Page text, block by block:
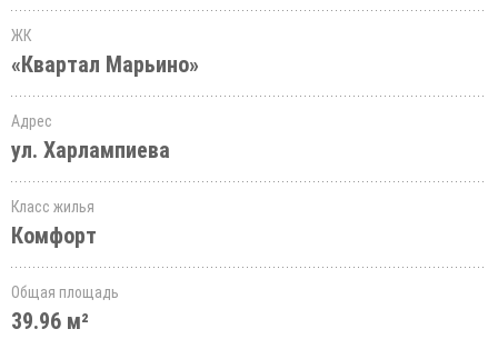
ЖК
«Квартал Марьино»
Адрес
ул. Харлампиева
Класс жилья
Комфорт
Общая площадь
39.96 м²